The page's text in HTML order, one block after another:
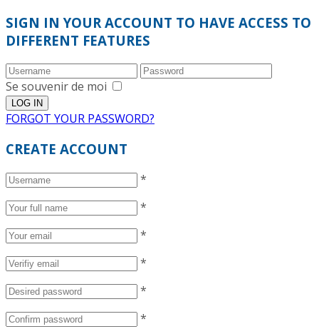
SIGN IN YOUR ACCOUNT TO HAVE ACCESS TO
DIFFERENT FEATURES
Se souvenir de moi
FORGOT YOUR PASSWORD?
CREATE ACCOUNT
*
*
*
*
*
*